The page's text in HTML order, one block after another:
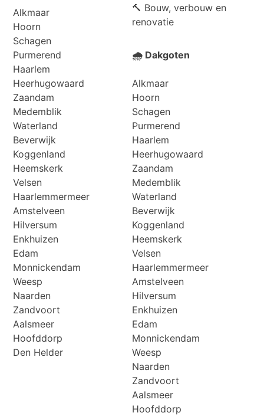
Alkmaar
Hoorn
Schagen
Purmerend
Haarlem
Heerhugowaard
Zaandam
Medemblik
Waterland
Beverwijk
Koggenland
Heemskerk
Velsen
Haarlemmermeer
Amstelveen
Hilversum
Enkhuizen
Edam
Monnickendam
Weesp
Naarden
Zandvoort
Aalsmeer
Hoofddorp
Den Helder
🔨 Bouw, verbouw en
renovatie
🌧️ Dakgoten
Alkmaar
Hoorn
Schagen
Purmerend
Haarlem
Heerhugowaard
Zaandam
Medemblik
Waterland
Beverwijk
Koggenland
Heemskerk
Velsen
Haarlemmermeer
Amstelveen
Hilversum
Enkhuizen
Edam
Monnickendam
Weesp
Naarden
Zandvoort
Aalsmeer
Hoofddorp